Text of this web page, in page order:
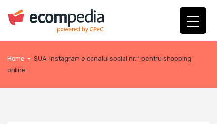
Home - SUA: Instagram e canalul social nr. 1 pentru shopping
online